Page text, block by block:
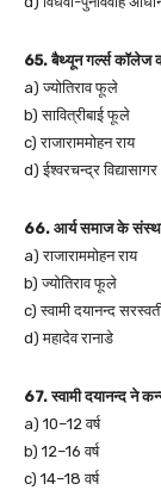
65. बैथ्यून गर्ल्स कॉलेज
a) ज्योतिराव फूले
b) सावित्रीबाई फूले
c) राजाराममोहन राय
d) ईश्वरचन्द्र
66. आर्य समाज के
a) राजाराममोहन राय
b) ज्योतिराव फूले
c) स्वामी दयानन्द
d) महादेव रानाडे
67. स्वामी दयानन्द ने
a) 10–12 वर्ष
b) 12–16 वर्ष
c) 14–18 वर्ष